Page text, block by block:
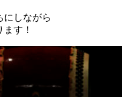
にしながら
す！